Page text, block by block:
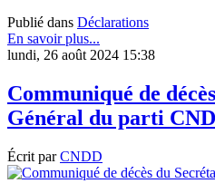
Publié dans Déclarations
En savoir plus...
lundi, 26 août 2024 15:38
Communiqué de
Général du parti
Écrit parCNDD